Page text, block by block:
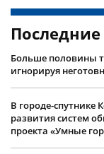
Больше половины
игнорируя
В городе-спутнике
развития систем
проекта «Умные